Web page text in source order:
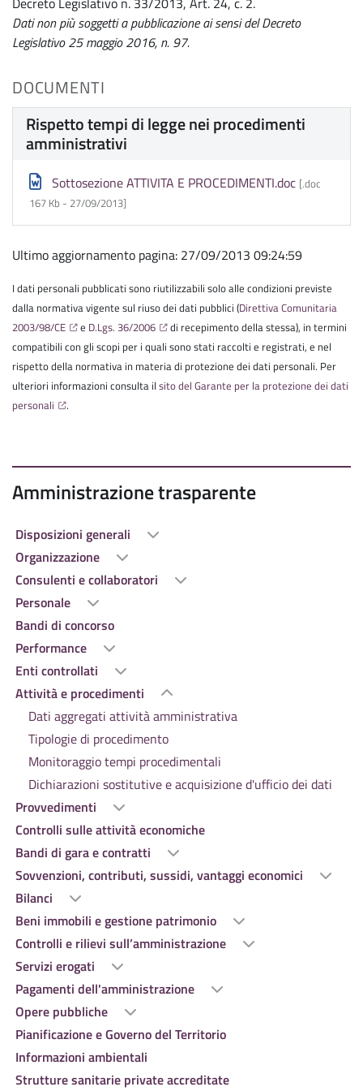
Dati non più soggetti a pubblicazione ai sensi del Decreto
Legislativo 25 maggio 2016, n. 97.
DOCUMENTI
Rispetto tempi di legge nei procedimenti
amministrativi
Sottosezione ATTIVITA E PROCEDIMENTI.doc [.doc
167 Kb - 27/09/2013]
Ultimo aggiornamento pagina: 27/09/2013 09:24:59
I dati personali pubblicati sono riutilizzabili solo alle condizioni previste
dalla normativa vigente sul riuso dei dati pubblici (Direttiva Comunitaria
2003/98/CE
e D.Lgs. 36/2006
di recepimento della stessa), in termini
compatibili con gli scopi per i quali sono stati raccolti e registrati, e nel
rispetto della normativa in materia di protezione dei dati personali. Per
ulteriori informazioni consulta il sito del Garante per la protezione dei dati
personali
.
Amministrazione trasparente
Disposizioni generali
Organizzazione
Consulenti e collaboratori
Personale
Bandi di concorso
Performance
Enti controllati
Attività e procedimenti
Dati aggregati attività amministrativa
Tipologie di procedimento
Monitoraggio tempi procedimentali
Dichiarazioni sostitutive e acquisizione d'ufficio dei dati
Provvedimenti
Controlli sulle attività economiche
Bandi di gara e contratti
Sovvenzioni, contributi, sussidi, vantaggi economici
Bilanci
Beni immobili e gestione patrimonio
Controlli e rilievi sull’amministrazione
Servizi erogati
Pagamenti dell'amministrazione
Opere pubbliche
Pianificazione e Governo del Territorio
Informazioni ambientali
Strutture sanitarie private accreditate